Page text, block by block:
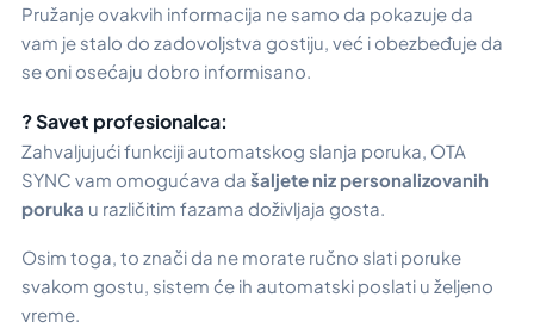
Pružanje ovakvih informacija ne samo da pokazuje da
vam je stalo do zadovoljstva gostiju, već i obezbeđuje da
se oni osećaju dobro informisano.
? Savet profesionalca:
Zahvaljujući funkciji automatskog slanja poruka, OTA
SYNC vam omogućava da šaljete niz personalizovanih
poruka u različitim fazama doživljaja gosta.
Osim toga, to znači da ne morate ručno slati poruke
svakom gostu, sistem će ih automatski poslati u željeno
vreme.